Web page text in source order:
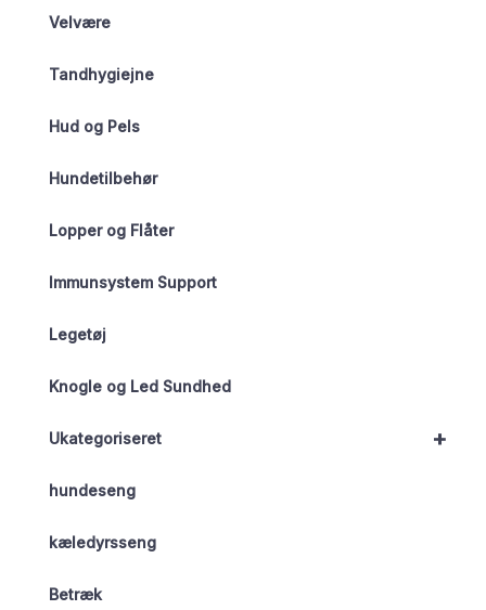
Velvære
Tandhygiejne
Hud og Pels
Hundetilbehør
Lopper og Flåter
Immunsystem Support
Legetøj
Knogle og Led Sundhed
+
Ukategoriseret
hundeseng
kæledyrsseng
Betræk